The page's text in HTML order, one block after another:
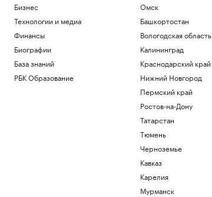
Бизнес
Технологии и медиа
Финансы
Биографии
База знаний
РБК Образование
Омск
Башкортостан
Вологодская область
Калининград
Краснодарский край
Нижний Новгород
Пермский край
Ростов-на-Дону
Татарстан
Тюмень
Черноземье
Кавказ
Карелия
Мурманск